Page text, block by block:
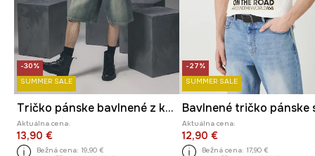
-30%
SUMMER SALE
Tričko pánske bavlnené z kolekcie Tattoo Art by Mattia Provezza
Aktuálna cena:
13,90 €
Bežná cena: 19,90 €
-27%
SUMMER SALE
Aktuálna cena:
12,90 €
Bežná cena: 17,90 €